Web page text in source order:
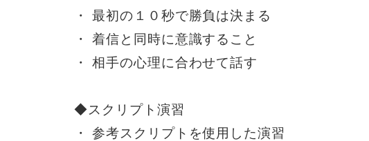
・ 最初の１０秒で勝負は決まる
・ 着信と同時に意識すること
・ 相手の心理に合わせて話す
◆スクリプト演習
・ 参考スクリプトを使用した演習